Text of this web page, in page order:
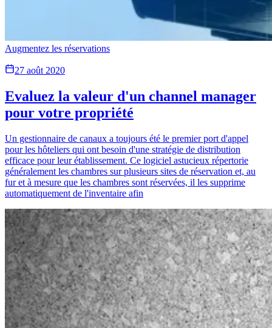
Augmentez les réservations
27 août 2020
Evaluez la valeur d'un channel manager
pour votre propriété
Un gestionnaire de canaux a toujours été le premier port d'appel
pour les hôteliers qui ont besoin d'une stratégie de distribution
efficace pour leur établissement. Ce logiciel astucieux répertorie
généralement les chambres sur plusieurs sites de réservation et, au
fur et à mesure que les chambres sont réservées, il les supprime
automatiquement de l'inventaire afin